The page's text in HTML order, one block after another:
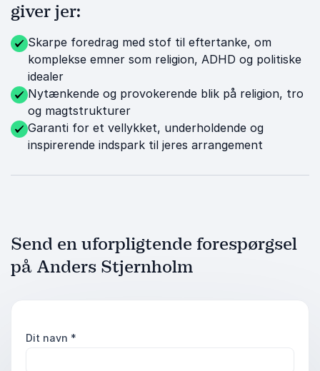
giver jer:
Skarpe foredrag med stof til eftertanke, om
komplekse emner som religion, ADHD og politiske
idealer
Nytænkende og provokerende blik på religion, tro
og magtstrukturer
Garanti for et vellykket, underholdende og
inspirerende indspark til jeres arrangement
Send en uforpligtende forespørgsel
på Anders Stjernholm
Dit navn *